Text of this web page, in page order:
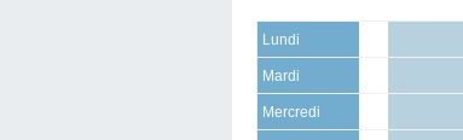
Lundi
Mardi
Mercredi